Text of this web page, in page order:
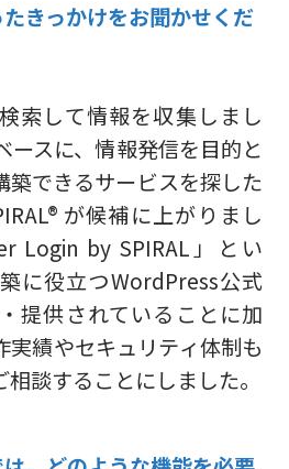
きっかけをお聞かせくだ
索して情報を収集しまし
ースに、情報発信を目的と
築できるサービスを探した
が候補に上がりまし
Login by SPIRAL」とい
に役立つWordPress公式
提供されていることに加
実績やセキュリティ体制も
談することにしました。